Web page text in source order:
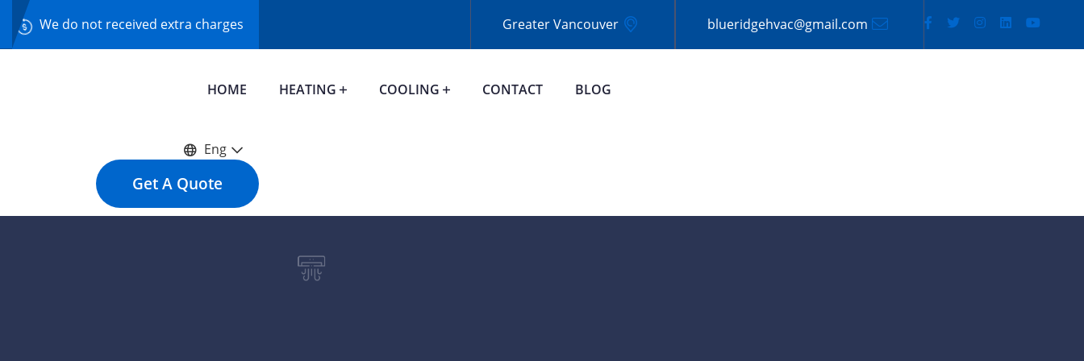
We do not received extra charges Greater Vancouver blueridgehvac@gmail.com
HOME HEATING COOLING CONTACT BLOG
Eng
Get A Quote